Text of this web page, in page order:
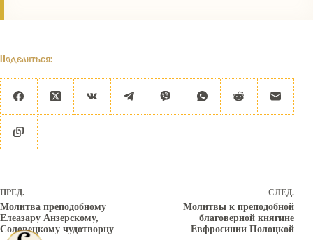
Поделиться:
ПРЕД.
Молитва преподобному
Елеазару Анзерскому,
Соловецкому чудотворцу
СЛЕД.
Молитвы к преподобной
благоверной княгине
Евфросинии Полоцкой